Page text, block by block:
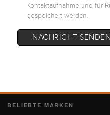
Kontaktaufnahme und für
gespeichert werden.
NACHRICHT SENDEN
BELIEBTE MARKEN